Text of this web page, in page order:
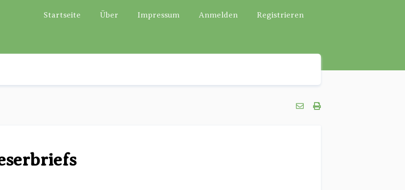
Startseite Über Impressum Anmelden Registrieren